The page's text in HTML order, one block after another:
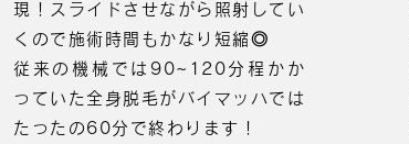
現！スライドさせながら照射してい
くので施術時間もかなり短縮◎
従来の機械では90~120分程かか
っていた全身脱毛がバイマッハでは
たったの60分で終わります！